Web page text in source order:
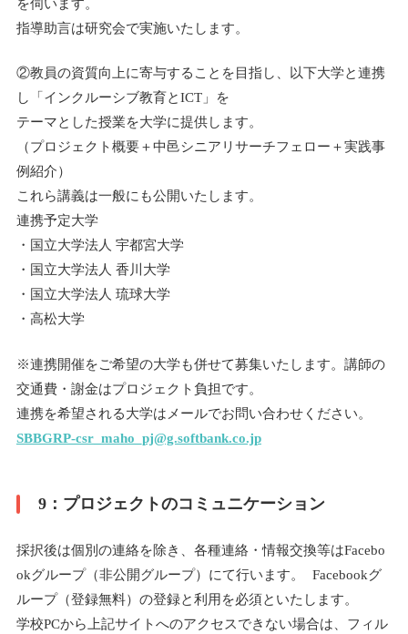
を伺います。
指導助言は研究会で実施いたします。
②教員の資質向上に寄与することを目指し、以下大学と連携
し「インクルーシブ教育とICT」を
テーマとした授業を大学に提供します。
（プロジェクト概要＋中邑シニアリサーチフェロー＋実践事
例紹介）
これら講義は一般にも公開いたします。
連携予定大学
・国立大学法人 宇都宮大学
・国立大学法人 香川大学
・国立大学法人 琉球大学
・高松大学
※連携開催をご希望の大学も併せて募集いたします。講師の
交通費・謝金はプロジェクト負担です。
連携を希望される大学はメールでお問い合わせください。
SBBGRP-csr_maho_pj@g.softbank.co.jp
9：プロジェクトのコミュニケーション
採択後は個別の連絡を除き、各種連絡・情報交換等はFacebo
okグループ（非公開グループ）にて行います。 Facebookグ
ループ（登録無料）の登録と利用を必須といたします。
学校PCから上記サイトへのアクセスできない場合は、フィル